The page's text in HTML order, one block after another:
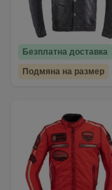
Безплатна доставка
Подмяна на размер